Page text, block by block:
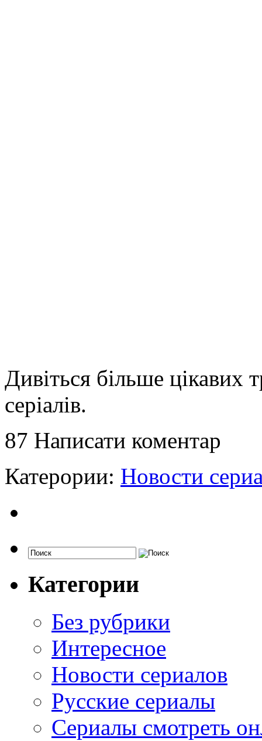
Дивіться більше цікавих
серіалів.
87 Написати коментар
Катерории: Новости
Категории
Без рубрики
Интересное
Новости сериалов
Русские сериалы
Сериалы смотреть